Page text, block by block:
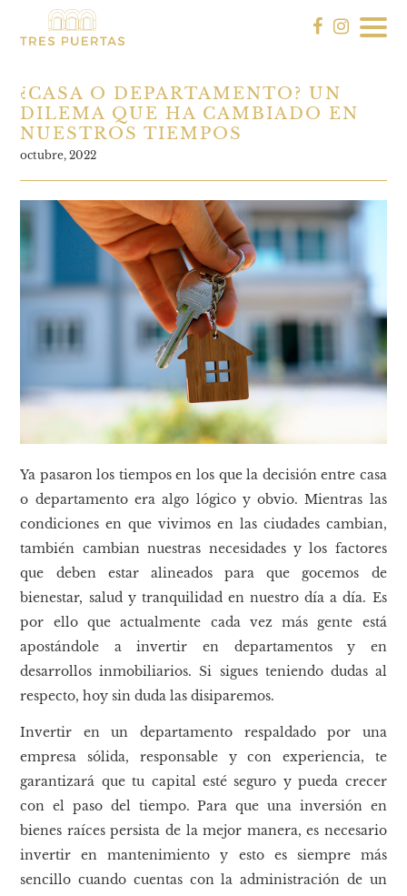
¿CASA O DEPARTAMENTO? UN
DILEMA QUE HA CAMBIADO EN
NUESTROS TIEMPOS
octubre, 2022
Ya pasaron los tiempos en los que la decisión entre casa
o departamento era algo lógico y obvio. Mientras las
condiciones en que vivimos en las ciudades cambian,
también cambian nuestras necesidades y los factores
que deben estar alineados para que gocemos de
bienestar, salud y tranquilidad en nuestro día a día. Es
por ello que actualmente cada vez más gente está
apostándole a invertir en departamentos y en
desarrollos inmobiliarios. Si sigues teniendo dudas al
respecto, hoy sin duda las disiparemos.
Invertir en un departamento respaldado por una
empresa sólida, responsable y con experiencia, te
garantizará que tu capital esté seguro y pueda crecer
con el paso del tiempo. Para que una inversión en
bienes raíces persista de la mejor manera, es necesario
invertir en mantenimiento y esto es siempre más
sencillo cuando cuentas con la administración de un